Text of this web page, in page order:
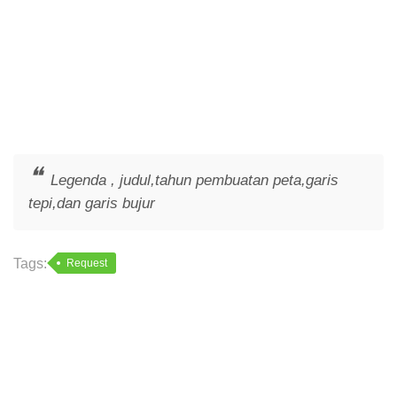
Legenda , judul,tahun pembuatan peta,garis
tepi,dan garis bujur
Tags: Request